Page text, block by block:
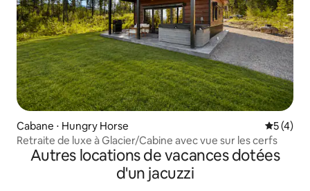
Cabane ⋅ Hungry Horse
5 (4)
Retraite de luxe à Glacier/Cabine avec vue sur les cerfs
Autres locations de vacances dotées
d'un jacuzzi